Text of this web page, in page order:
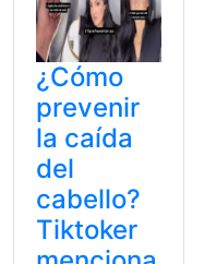
¿Cómo
prevenir
la caída
del
cabello?
Tiktoker